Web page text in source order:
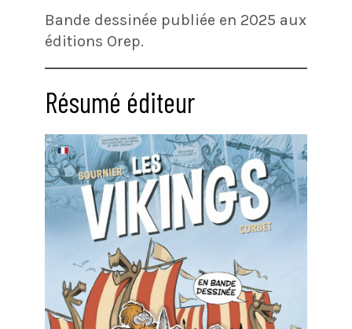
Bande dessinée publiée en 2025 aux
éditions Orep.
Résumé éditeur